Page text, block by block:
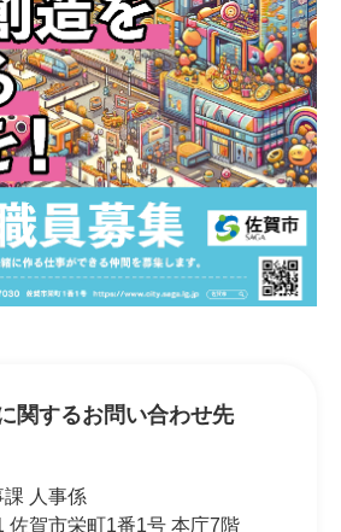
関するお問い合わせ先
人事係
佐賀市栄町1番1号 本庁7階